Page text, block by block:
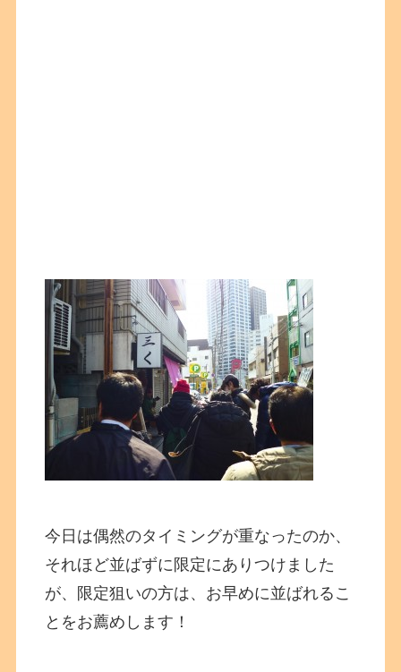
今日は偶然のタイミングが重なったのか、
それほど並ばずに限定にありつけました
が、限定狙いの方は、お早めに並ばれるこ
とをお薦めします！